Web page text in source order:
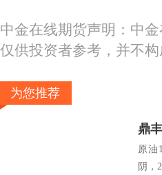
中金在线期货声明：中
仅供投资者参考，并不
为您推荐
鼎
原油
阴，